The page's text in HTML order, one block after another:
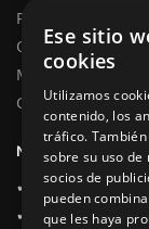
Preguntas más
Quiénes somos
Mi cuenta
Condiciones
NUESTRAS
✔ Entrega
✔ Garantía de
Ese sitio
cookies
Utilizamos
contenido, los
tráfico.
sobre su uso
socios de
pueden
que les haya